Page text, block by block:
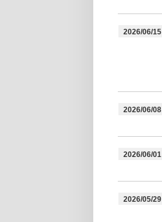
2026/06/15
2026/06/08
2026/06/01
2026/05/29